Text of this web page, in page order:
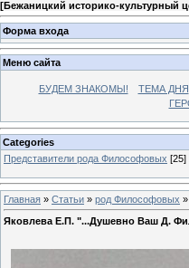
[Бежаницкий историко-культурный
Форма входа
Меню сайта
БУДЕМ ЗНАКОМЫ! ТЕМА ДНЯ
Categories
Представители рода Философовых [25]
Главная » Статьи » род Философовых »
Яковлева Е.П. "...Душевно Ваш Д.